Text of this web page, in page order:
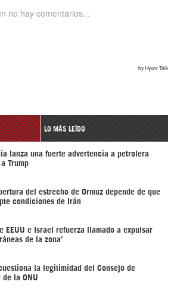
LO MÁS LEÍDO
lanza una fuerte advertencia a petrolera
Trump
del estrecho de Ormuz depende de que
condiciones de Irán
EEUU e Israel refuerza llamado a expulsar
de la zona’
la legitimidad del Consejo de
de la ONU